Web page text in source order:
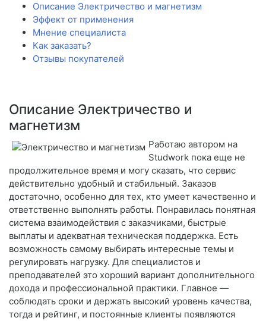
Описание Электричество и магнетизм
Эффект от применения
Мнение специалиста
Как заказать?
Отзывы покупателей
Описание Электричество и
магнетизм
Работаю автором на
Studwork пока еще не
продолжительное время и могу сказать, что сервис
действительно удобный и стабильный. Заказов
достаточно, особенно для тех, кто умеет качественно и
ответственно выполнять работы. Понравилась понятная
система взаимодействия с заказчиками, быстрые
выплаты и адекватная техническая поддержка. Есть
возможность самому выбирать интересные темы и
регулировать нагрузку. Для специалистов и
преподавателей это хороший вариант дополнительного
дохода и профессиональной практики. Главное —
соблюдать сроки и держать высокий уровень качества,
тогда и рейтинг, и постоянные клиенты появляются